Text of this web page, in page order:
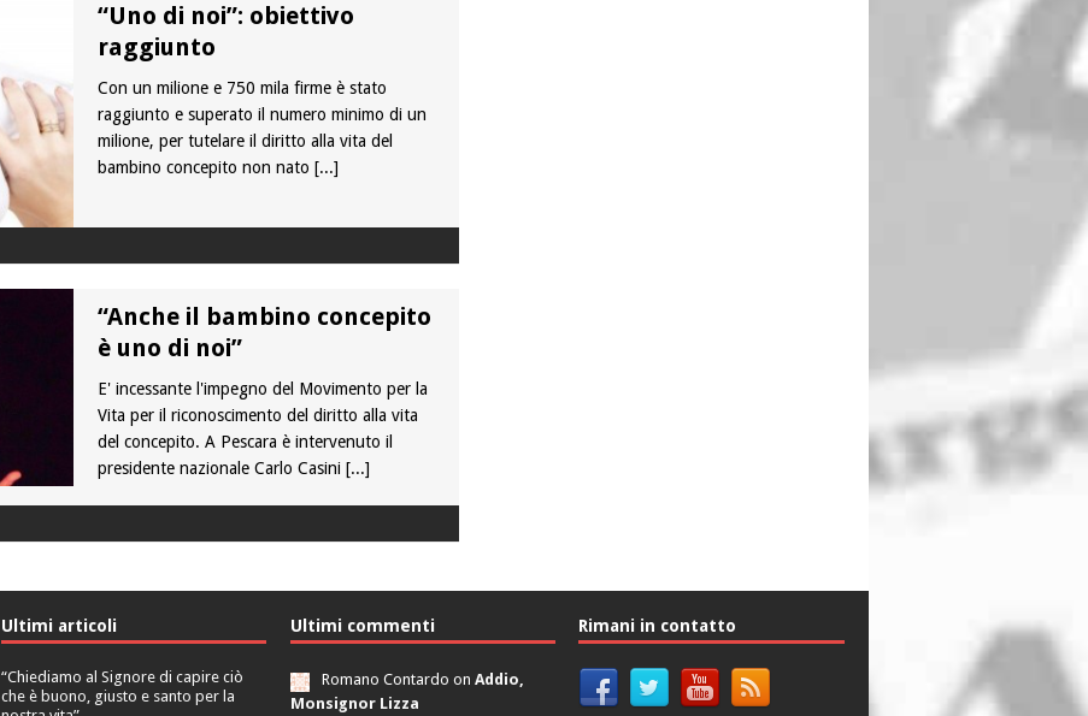
“Uno di noi”: obiettivo
raggiunto
Con un milione e 750 mila firme è stato
raggiunto e superato il numero minimo di un
milione, per tutelare il diritto alla vita del
bambino concepito non nato [...]
“Anche il bambino concepito
è uno di noi”
E' incessante l'impegno del Movimento per la
Vita per il riconoscimento del diritto alla vita
del concepito. A Pescara è intervenuto il
presidente nazionale Carlo Casini [...]
Ultimi articoli
“Chiediamo al Signore di capire ciò
che è buono, giusto e santo per la
Ultimi commenti
Romano Contardo on Addio,
Monsignor Lizza
Rimani in contatto